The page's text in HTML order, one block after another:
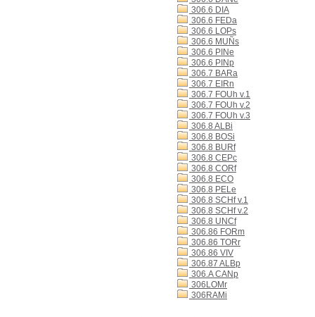
306.6 DIA
306.6 FEDa
306.6 LOPs
306.6 MUÑs
306.6 PINe
306.6 PINp
306.7 BARa
306.7 EIRn
306.7 FOUh v.1
306.7 FOUh v.2
306.7 FOUh v.3
306.8 ALBi
306.8 BOSi
306.8 BURf
306.8 CEPc
306.8 CORf
306.8 ECO
306.8 PELe
306.8 SCHf v.1
306.8 SCHf v.2
306.8 UNCf
306.86 FORm
306.86 TORr
306.86 VIV
306.87 ALBp
306.A CANp
306LOMr
306RAMi